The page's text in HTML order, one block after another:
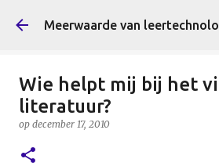
Doorgaan naar
Wie helpt mij bij het
literatuur?
op december 17, 2010